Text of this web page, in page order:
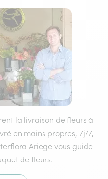
la livraison de fleurs à
en mains propres, 7j/7,
Ariege vous guide
de fleurs.